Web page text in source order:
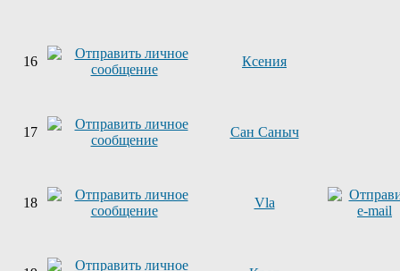
16 Ксения
17 Сан Саныч
18 Vla